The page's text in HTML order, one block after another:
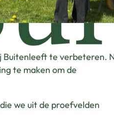
Buitenleeft te verbeteren.
te maken om de
we uit de proefvelden